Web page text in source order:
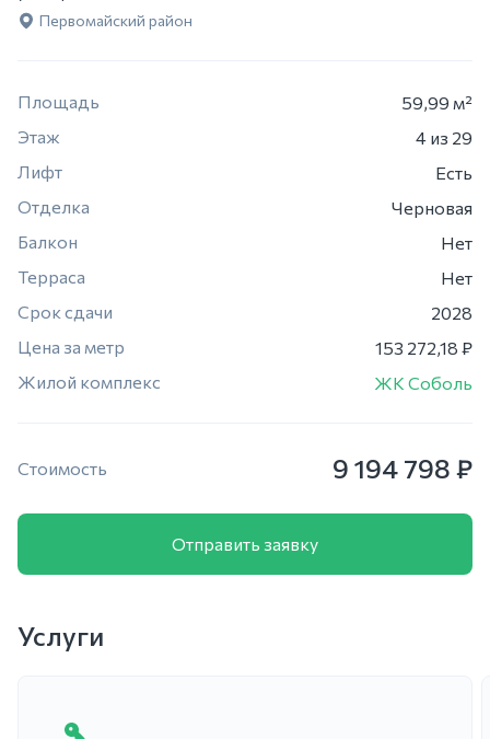
Первомайский район
Площадь
59,99 м²
Этаж
4 из 29
Лифт
Есть
Отделка
Черновая
Балкон
Нет
Терраса
Нет
Срок сдачи
2028
Цена за метр
153 272,18 ₽
Жилой комплекс
ЖК Соболь
Стоимость 9 194 798 ₽
Отправить заявку
Услуги